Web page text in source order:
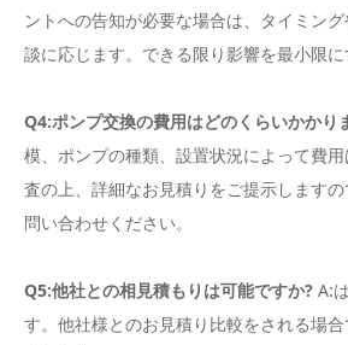
ントへの告知が必要な場合は、タイミン
談に応じます。できる限り影響を最小限に
Q4:ポンプ交換の費用はどのくらいかかり
模、ポンプの種類、設置状況によって費
査の上、詳細なお見積りをご提示します
問い合わせください。
Q5:他社との相見積もりは可能ですか? A:
す。他社様とのお見積り比較をされる場